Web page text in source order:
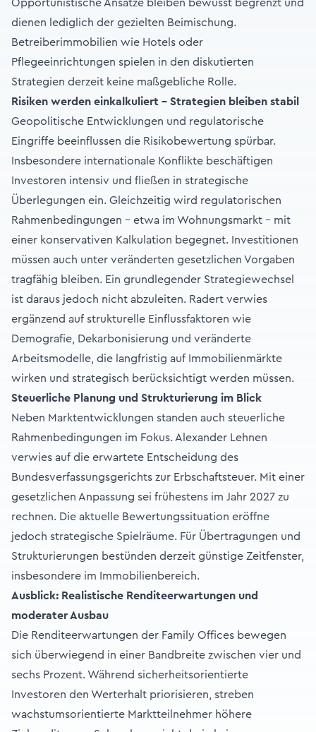
Opportunistische Ansätze bleiben bewusst begrenzt und
dienen lediglich der gezielten Beimischung.
Betreiberimmobilien wie Hotels oder
Pflegeeinrichtungen spielen in den diskutierten
Strategien derzeit keine maßgebliche Rolle.
Risiken werden einkalkuliert – Strategien bleiben stabil
Geopolitische Entwicklungen und regulatorische
Eingriffe beeinflussen die Risikobewertung spürbar.
Insbesondere internationale Konflikte beschäftigen
Investoren intensiv und fließen in strategische
Überlegungen ein. Gleichzeitig wird regulatorischen
Rahmenbedingungen – etwa im Wohnungsmarkt – mit
einer konservativen Kalkulation begegnet. Investitionen
müssen auch unter veränderten gesetzlichen Vorgaben
tragfähig bleiben. Ein grundlegender Strategiewechsel
ist daraus jedoch nicht abzuleiten. Radert verwies
ergänzend auf strukturelle Einflussfaktoren wie
Demografie, Dekarbonisierung und veränderte
Arbeitsmodelle, die langfristig auf Immobilienmärkte
wirken und strategisch berücksichtigt werden müssen.
Steuerliche Planung und Strukturierung im Blick
Neben Marktentwicklungen standen auch steuerliche
Rahmenbedingungen im Fokus. Alexander Lehnen
verwies auf die erwartete Entscheidung des
Bundesverfassungsgerichts zur Erbschaftsteuer. Mit einer
gesetzlichen Anpassung sei frühestens im Jahr 2027 zu
rechnen. Die aktuelle Bewertungssituation eröffne
jedoch strategische Spielräume. Für Übertragungen und
Strukturierungen bestünden derzeit günstige Zeitfenster,
insbesondere im Immobilienbereich.
Ausblick: Realistische Renditeerwartungen und
moderater Ausbau
Die Renditeerwartungen der Family Offices bewegen
sich überwiegend in einer Bandbreite zwischen vier und
sechs Prozent. Während sicherheitsorientierte
Investoren den Werterhalt priorisieren, streben
wachstumsorientierte Marktteilnehmer höhere